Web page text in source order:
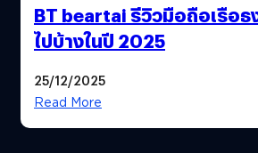
BT beartai รีวิวมือถือเรือธ
ไปบ้างในปี 2025
25/12/2025
Read More